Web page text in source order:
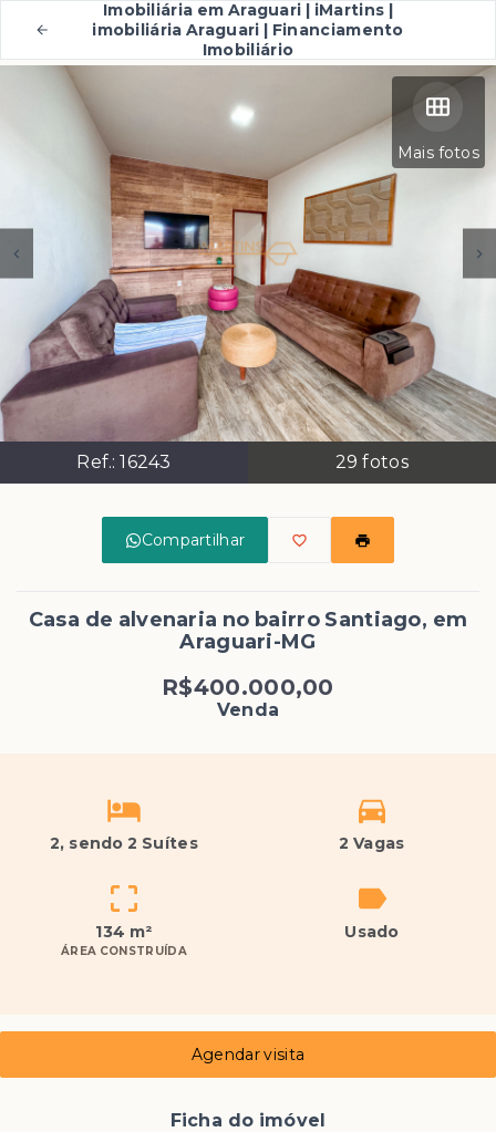
Imobiliária em Araguari | iMartins |
imobiliária Araguari | Financiamento
Imobiliário
Mais fotos
Ref.:16243 29 fotos
Compartilhar
Casa de alvenaria no bairro Santiago, em
Araguari-MG
R$400.000,00
Venda
2, sendo 2 Suítes 2 Vagas
134 m²
ÁREA CONSTRUÍDA
Usado
Agendar visita
Ficha do imóvel